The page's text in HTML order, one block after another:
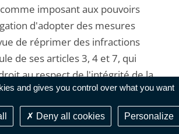
and gives you control over what you want
Deny all cookies Personalize
imposant aux pouvoirs
d'adopter des mesures
de réprimer des infractions
de ses articles 3, 4 et 7, qui
au respect de l'intégrité de la
de la torture et des peines
ou dégradants et le
privée et familiale, des obligations